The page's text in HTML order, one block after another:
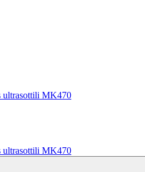
ultrasottili MK470
ultrasottili MK470